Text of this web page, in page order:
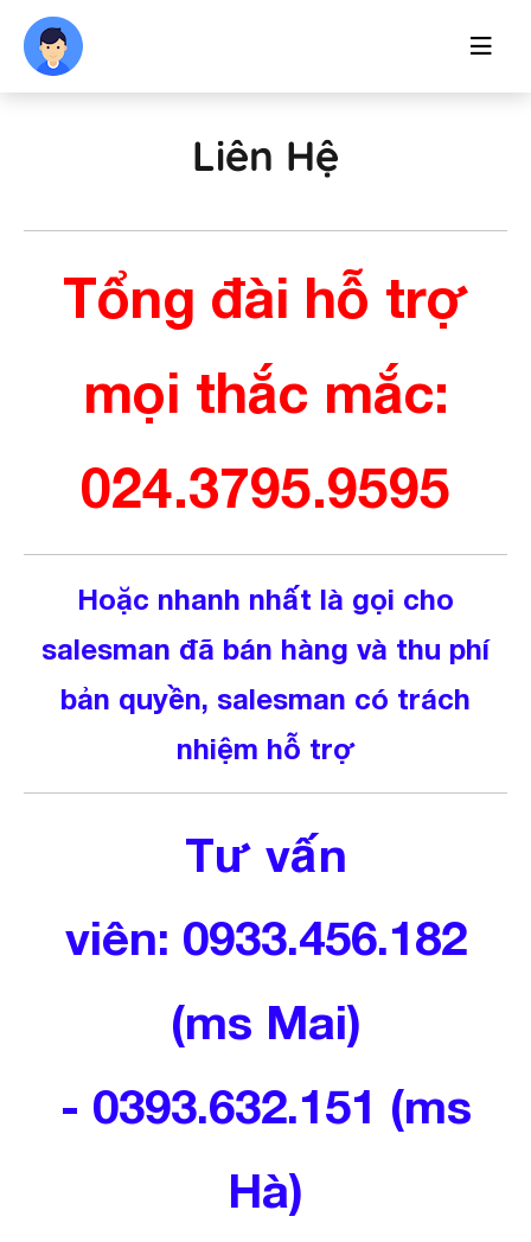
Liên Hệ
Tổng đài hỗ trợ
mọi thắc mắc:
024.3795.9595
Hoặc nhanh nhất là gọi cho
salesman đã bán hàng và thu phí
bản quyền, salesman có trách
nhiệm hỗ trợ
Tư vấn
viên: 0933.456.182
(ms Mai)
- 0393.632.151 (ms
Hà)